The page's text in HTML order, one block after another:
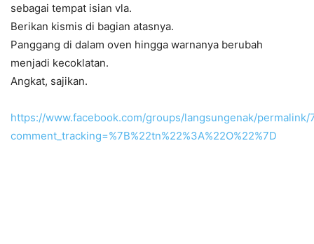
sebagai tempat isian vla.
Berikan kismis di bagian atasnya.
Panggang di dalam oven hingga warnanya berubah
menjadi kecoklatan.
Angkat, sajikan.
https://www.facebook.com/groups/langsungenak/
comment_tracking=%7B%22tn%22%3A%22O%22%7D